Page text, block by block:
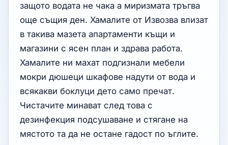
защото водата не чака а миризмата тръгва
още същия ден. Хамалите от Извозва влизат
в такива мазета апартаменти къщи и
магазини с ясен план и здрава работа.
Хамалите ни махат подгизнали мебели
мокри дюшеци шкафове надути от вода и
всякакви боклуци дето само пречат.
Чистачите минават след това с
дезинфекция подсушаване и стягане на
мястото та да не остане гадост по ъглите.